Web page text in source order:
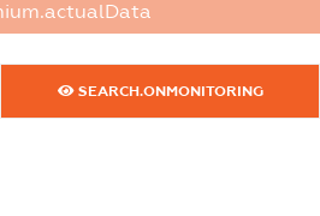
SEARCH.ONMONITORING